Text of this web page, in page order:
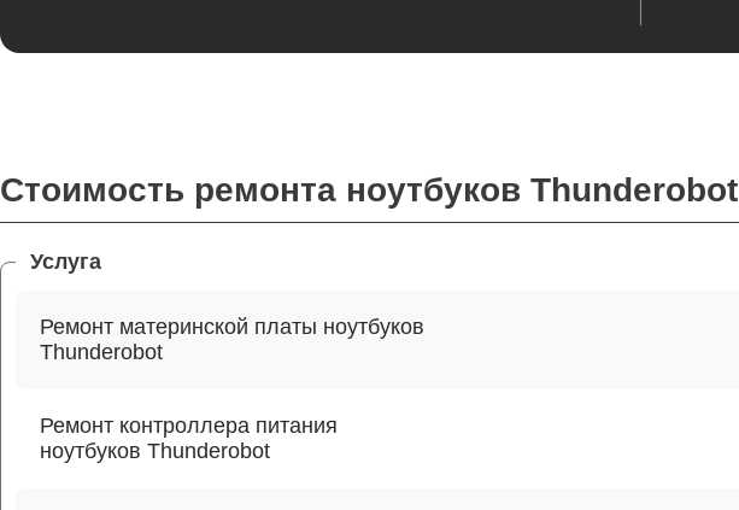
Стоимость ремонта ноутбуков Thunderobot
Услуга
Ремонт материнской платы ноутбуков
Thunderobot
Ремонт контроллера питания
ноутбуков Thunderobot